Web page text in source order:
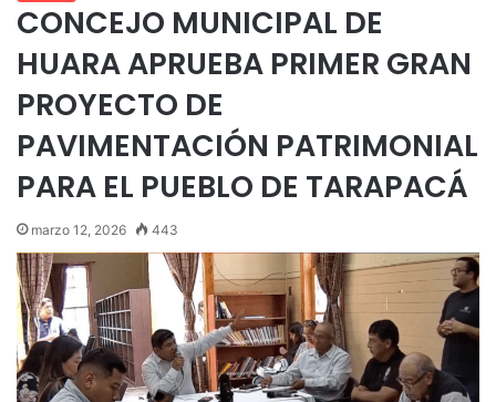
CONCEJO MUNICIPAL DE
HUARA APRUEBA PRIMER GRAN
PROYECTO DE
PAVIMENTACIÓN PATRIMONIAL
PARA EL PUEBLO DE TARAPACÁ
marzo 12, 2026 443